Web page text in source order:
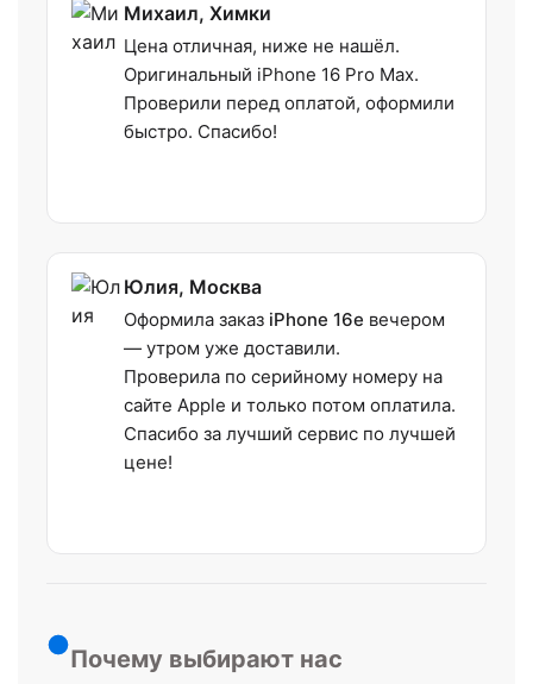
Михаил, Химки
Цена отличная, ниже не нашёл.
Оригинальный iPhone 16 Pro Max.
Проверили перед оплатой, оформили
быстро. Спасибо!
Юлия, Москва
Оформила заказ iPhone 16e вечером
— утром уже доставили.
Проверила по серийному номеру на
сайте Apple и только потом оплатила.
Спасибо за лучший сервис по лучшей
цене!
Почему выбирают нас